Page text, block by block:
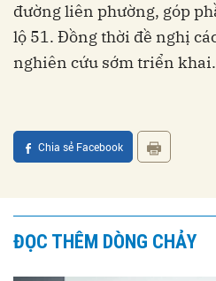
đường liên phường, góp
lộ 51. Đồng thời đề nghị
nghiên cứu sớm triển khai.
Chia sẻ Facebook
ĐỌC THÊM DÒNG CHẢY